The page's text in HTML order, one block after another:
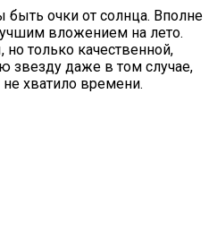
быть очки от солнца. Вполне
вложением на лето.
только качественной,
звезду даже в том случае,
хватило времени.